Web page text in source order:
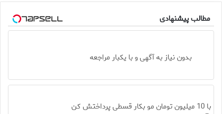
مطالب پیشنهادی
بدون نیاز به آگهی و با یکبار مراجعه
با 10 میلیون تومان مو بکار قسطی پرداختش کن